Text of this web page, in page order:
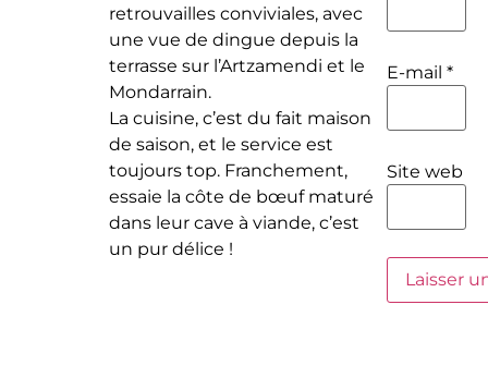
retrouvailles conviviales, avec
une vue de dingue depuis la
terrasse sur l’Artzamendi et le
Mondarrain.
La cuisine, c’est du fait maison
de saison, et le service est
toujours top. Franchement,
essaie la côte de bœuf maturé
dans leur cave à viande, c’est
un pur délice !
E-mail*
Site web